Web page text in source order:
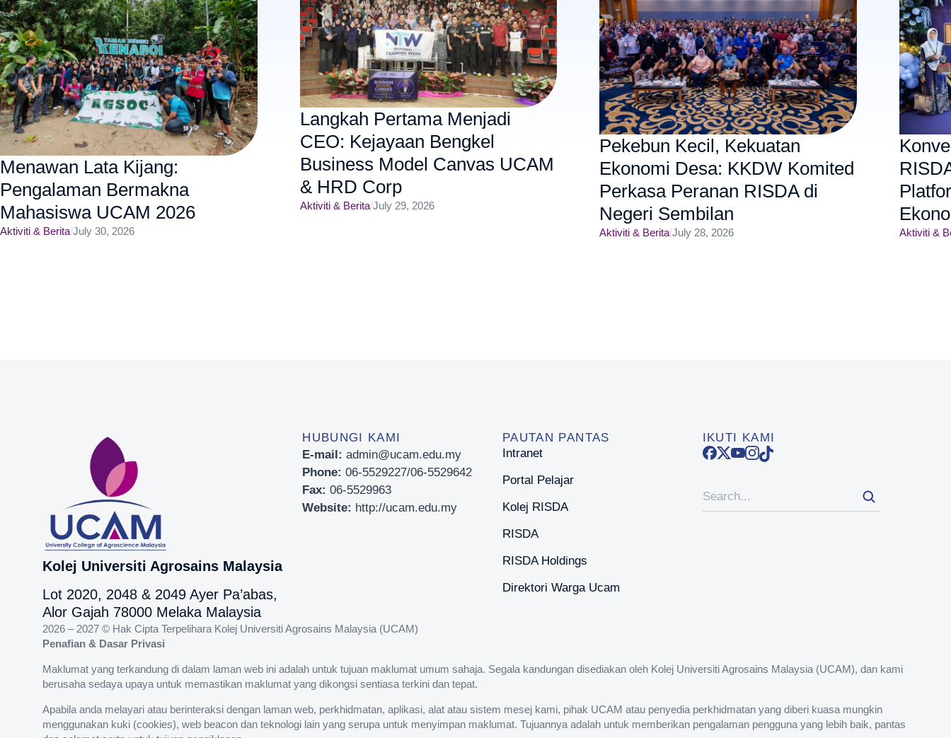
Menawan Lata Kijang:
Pengalaman Bermakna
Mahasiswa UCAM 2026
Aktiviti & Berita/July 30, 2026
Langkah Pertama Menjadi
CEO: Kejayaan Bengkel
Business Model Canvas UCAM
& HRD Corp
Aktiviti & Berita/July 29, 2026
Pekebun Kecil, Kekuatan
Ekonomi Desa: KKDW Komited
Perkasa Peranan RISDA di
Negeri Sembilan
Aktiviti & Berita/July 28, 2026 Aktiviti &
Kolej Universiti Agrosains Malaysia
Lot 2020, 2048 & 2049 Ayer Pa’abas,
Alor Gajah 78000 Melaka Malaysia
HUBUNGI KAMI
E-mail: admin@ucam.edu.my
Phone: 06-5529227/06-5529642
Fax: 06-5529963
Website: http://ucam.edu.my
PAUTAN PANTAS
Intranet
Portal Pelajar
Kolej RISDA
RISDA
RISDA Holdings
Direktori Warga Ucam
IKUTI KAMI
2026 – 2027 © Hak Cipta Terpelihara Kolej Universiti Agrosains Malaysia (UCAM)
Penafian & Dasar Privasi
Maklumat yang terkandung di dalam laman web ini adalah untuk tujuan maklumat umum sahaja. Segala kandungan disediakan oleh Kolej Universiti Agrosains Malaysia (UCAM), dan kami
berusaha sedaya upaya untuk memastikan maklumat yang dikongsi sentiasa terkini dan tepat.
Apabila anda melayari atau berinteraksi dengan laman web, perkhidmatan, aplikasi, alat atau sistem mesej kami, pihak UCAM atau penyedia perkhidmatan yang diberi kuasa mungkin
menggunakan kuki (cookies), web beacon dan teknologi lain yang serupa untuk menyimpan maklumat. Tujuannya adalah untuk memberikan pengalaman pengguna yang lebih baik, pantas